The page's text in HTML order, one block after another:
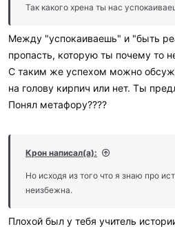
и
Так какого хрена ты нас
Между "успокаиваешь" и "быть
пропасть, которую ты почему то
С таким же успехом можно
на голову кирпич или нет. Ты
Понял метафору????
Крон написал(а):
Но исходя из того что я знаю про
неизбежна.
Плохой был у тебя учитель